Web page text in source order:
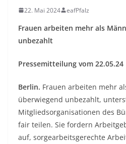
22. Mai 2024 eafPfalz
Frauen arbeiten mehr als
unbezahlt
Pressemitteilung vom 22.05.24
Berlin. Frauen arbeiten mehr
überwiegend unbezahlt,
Mitgliedsorganisationen des
fair teilen. Sie fordern
auf, sorgearbeitsgerechte